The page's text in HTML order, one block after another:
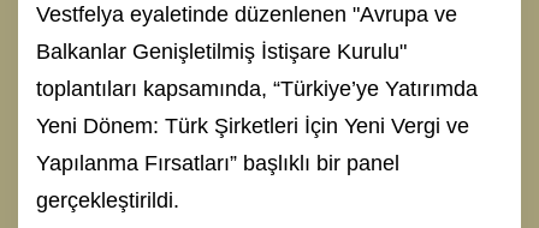
Vestfelya eyaletinde düzenlenen "Avrupa ve
Balkanlar Genişletilmiş İstişare Kurulu"
toplantıları kapsamında, “Türkiye’ye Yatırımda
Yeni Dönem: Türk Şirketleri İçin Yeni Vergi ve
Yapılanma Fırsatları” başlıklı bir panel
gerçekleştirildi.